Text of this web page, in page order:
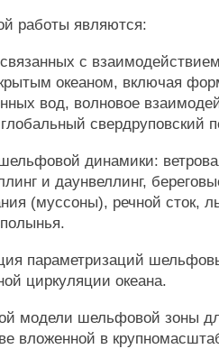
работы являются:
с
океаном, включая
вод, волновое
свердруповский
динамики:
и даунвеллинг,
(муссоны), речной сток,
параметризаций
циркуляции океана.
модели шельфовой зоны
вложенной в